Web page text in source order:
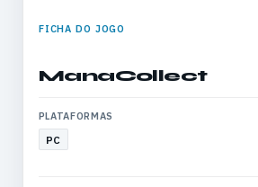
FICHA DO JOGO
ManaCollect
PLATAFORMAS
PC